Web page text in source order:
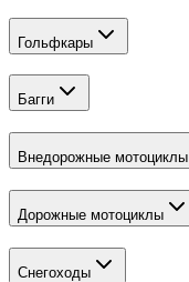
Гольфкары
Багги
Внедорожные мотоциклы
Дорожные мотоциклы
Снегоходы